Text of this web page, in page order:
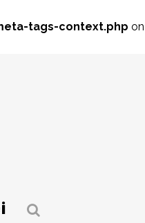
tags-context.php on